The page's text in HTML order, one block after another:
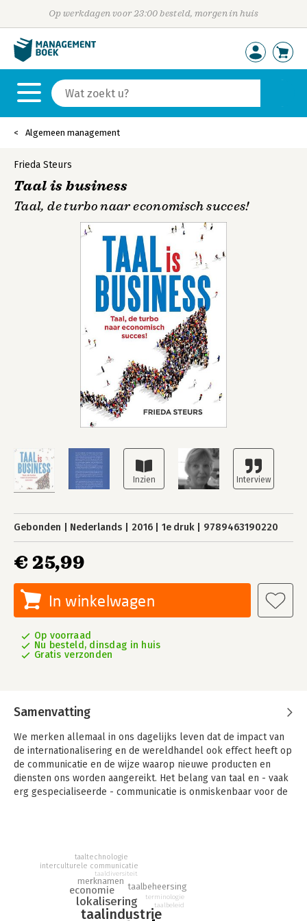
Op werkdagen voor 23:00 besteld, morgen in huis
Algemeen management
Frieda Steurs
Taal is business
Taal, de turbo naar economisch succes!
Gebonden Nederlands 2016 1e druk 9789463190220
€ 25,99
In winkelwagen
Op voorraad
Nu besteld, dinsdag in huis
Gratis verzonden
Samenvatting
We merken allemaal in ons dagelijks leven dat de impact van
de internationalisering en de wereldhandel ook effect heeft op
de communicatie en de wijze waarop nieuwe producten en
diensten ons worden aangereikt. Het belang van taal en - vaak
erg gespecialiseerde - communicatie is onmiskenbaar voor de
informatievoorzieningen?
In dit boek toont Frieda Steurs, hoogleraar terminologie en
taaltechnologie, met tal van voorbeelden uit verschillende
domeinen aan dat de taalindustrie een feit is geworden.
taalindustrie
lokalisering
economie
merknamen
taalbeheersing
taaldiversiteit
terminologie
taalbeleid
interculturele communicatie
taaltechnologie